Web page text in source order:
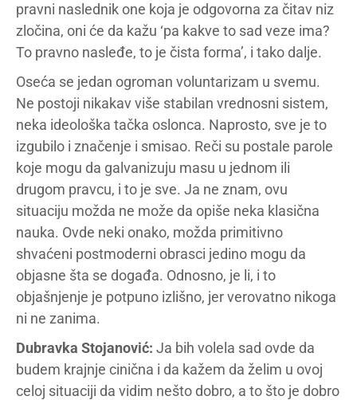
pravni naslednik one koja je odgovorna za čitav niz
zločina, oni će da kažu ‘pa kakve to sad veze ima?
To pravno nasleđe, to je čista forma’, i tako dalje.
Oseća se jedan ogroman voluntarizam u svemu.
Ne postoji nikakav više stabilan vrednosni sistem,
neka ideološka tačka oslonca. Naprosto, sve je to
izgubilo i značenje i smisao. Reči su postale parole
koje mogu da galvanizuju masu u jednom ili
drugom pravcu, i to je sve. Ja ne znam, ovu
situaciju možda ne može da opiše neka klasična
nauka. Ovde neki onako, možda primitivno
shvaćeni postmoderni obrasci jedino mogu da
objasne šta se događa. Odnosno, je li, i to
objašnjenje je potpuno izlišno, jer verovatno nikoga
ni ne zanima.
Dubravka Stojanović: Ja bih volela sad ovde da
budem krajnje cinična i da kažem da želim u ovoj
celoj situaciji da vidim nešto dobro, a to što je dobro